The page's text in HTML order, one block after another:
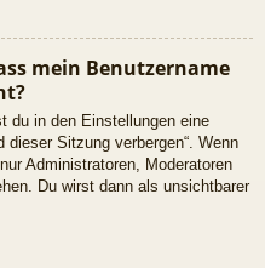
mein Benutzername
du in den Einstellungen eine
dieser Sitzung verbergen“. Wenn
Administratoren, Moderatoren
Du wirst dann als unsichtbarer